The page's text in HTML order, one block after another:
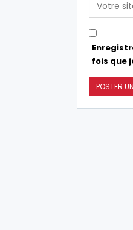
fois que